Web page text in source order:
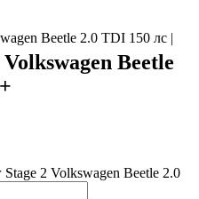
Beetle 2.0 TDI 150 лс |
Beetle
2 Volkswagen Beetle 2.0